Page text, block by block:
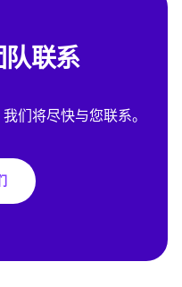
联系
们将尽快与您联系。